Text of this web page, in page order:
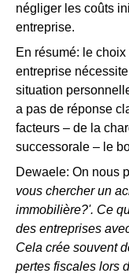
négliger les coûts
entreprise.
En résumé: le
entreprise
situation
a pas de réponse
facteurs – de la
successorale – le
Dewaele: On nous
vous chercher un
immobilière?'. Ce
des entreprises
Cela crée souvent
pertes fiscales lors